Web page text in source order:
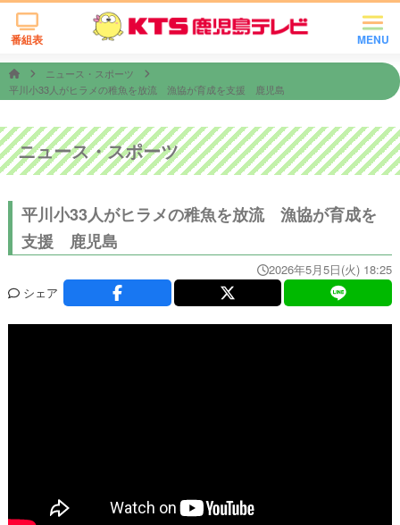
MENU
番組表
ニュース・スポーツ
平川小33人がヒラメの稚魚を放流 漁協が育成を支援 鹿児島
ニュース・スポーツ
平川小33人がヒラメの稚魚を放流 漁協が育成を
支援 鹿児島
2026年5月5日(火) 18:25
シェア